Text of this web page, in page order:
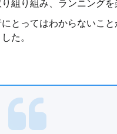
組り組み、ランニングを
とってはわからないこ
た。